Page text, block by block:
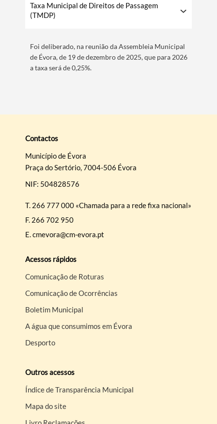
​Taxa Municipal de Direitos de Passagem
(TMDP)
Foi deliberado, na reunião da Assembleia Municipal
de Évora, de 19 de dezembro de 2025, que para 2026
a taxa será de 0,25%.
Contactos
Município de Évora
Praça do Sertório, 7004-506 Évora
NIF: 504828576
T. 266 777 000 «Chamada para a rede fixa nacional»
F. 266 702 950
E.cmevora@cm-evora.pt
Acessos rápidos
Comunicação de Roturas
Comunicação de Ocorrências
Boletim Municipal
A água que consumimos em Évora
Desporto
Outros acessos
Índice de Transparência Municipal
Mapa do site